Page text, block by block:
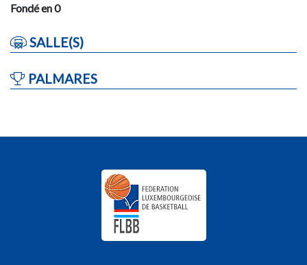
Fondé en 0
SALLE(S)
PALMARES